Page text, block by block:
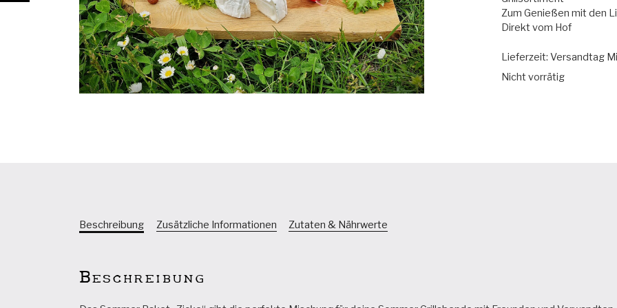
Zum Genießen mit den
Direkt vom Hof
Lieferzeit: Versandtag
Nicht vorrätig
Beschreibung Zusätzliche Informationen Zutaten & Nährwerte
Beschreibung